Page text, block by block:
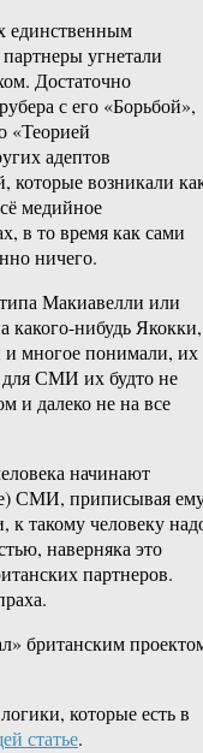
единственным
угнетали
Достаточно
с его «Борьбой»,
«Теорией
адептов
которые возникали
медийное
в то время как сами
ничего.
Макиавелли или
нибудь Якокки,
и многое понимали, их
СМИ их будто не
и далеко не на все
начинают
СМИ, приписывая
к такому человеку
наверняка это
партнеров.
британским
которые есть в
статье.